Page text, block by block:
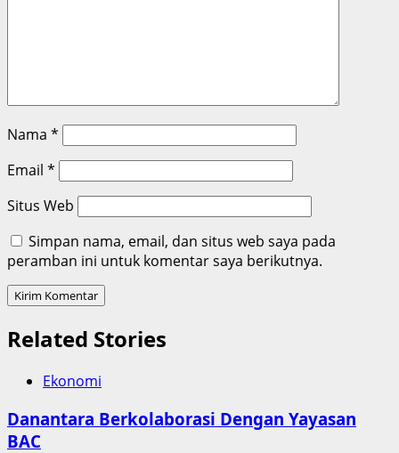
Nama *
Email *
Situs Web
Simpan nama, email, dan situs web saya pada
peramban ini untuk komentar saya berikutnya.
Related Stories
Ekonomi
Danantara Berkolaborasi Dengan Yayasan
BAC